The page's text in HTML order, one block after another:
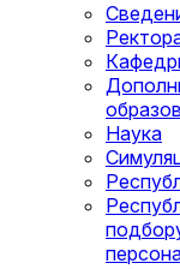
Наука